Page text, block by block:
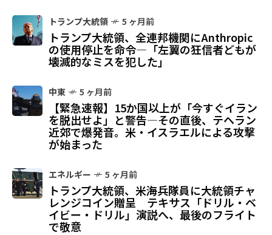
トランプ大統領 5 ヶ月前
トランプ大統領、全連邦機関にAnthropic
の使用停止を命令—「左翼の狂信者どもが
壊滅的なミスを犯した」
中東 5 ヶ月前
【緊急速報】15か国以上が「今すぐイラン
を脱出せよ」と警告—その直後、テヘラン
近郊で爆発音。米・イスラエルによる攻撃
が始まった
エネルギー 5 ヶ月前
トランプ大統領、米海兵隊員に大統領チャ
レンジコイン贈呈 テキサス「ドリル・ベ
イビー・ドリル」演説へ、最後のフライト
で敬意